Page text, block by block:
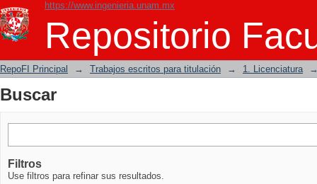
https://www.ingenieria.unam.mx
Repositorio
Buscar
RepoFI Principal → Trabajos escritos para titulación → 1. Licenciatura
Buscar
Filtros
Use filtros para refinar sus resultados.